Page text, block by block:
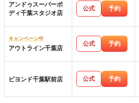
アンドゥスーパーボ
ディ千葉スタジオ店
公式 予約
キャンペーン中
アウトライン千葉店
公式 予約
ビヨンド千葉駅前店 公式 予約